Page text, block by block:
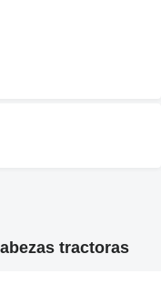
tractoras